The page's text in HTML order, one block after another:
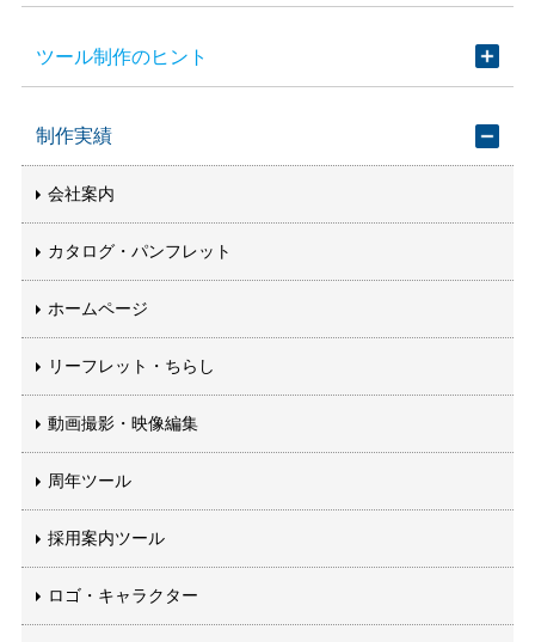
ツール制作のヒント
制作実績
会社案内
カタログ・パンフレット
ホームページ
リーフレット・ちらし
動画撮影・映像編集
周年ツール
採用案内ツール
ロゴ・キャラクター